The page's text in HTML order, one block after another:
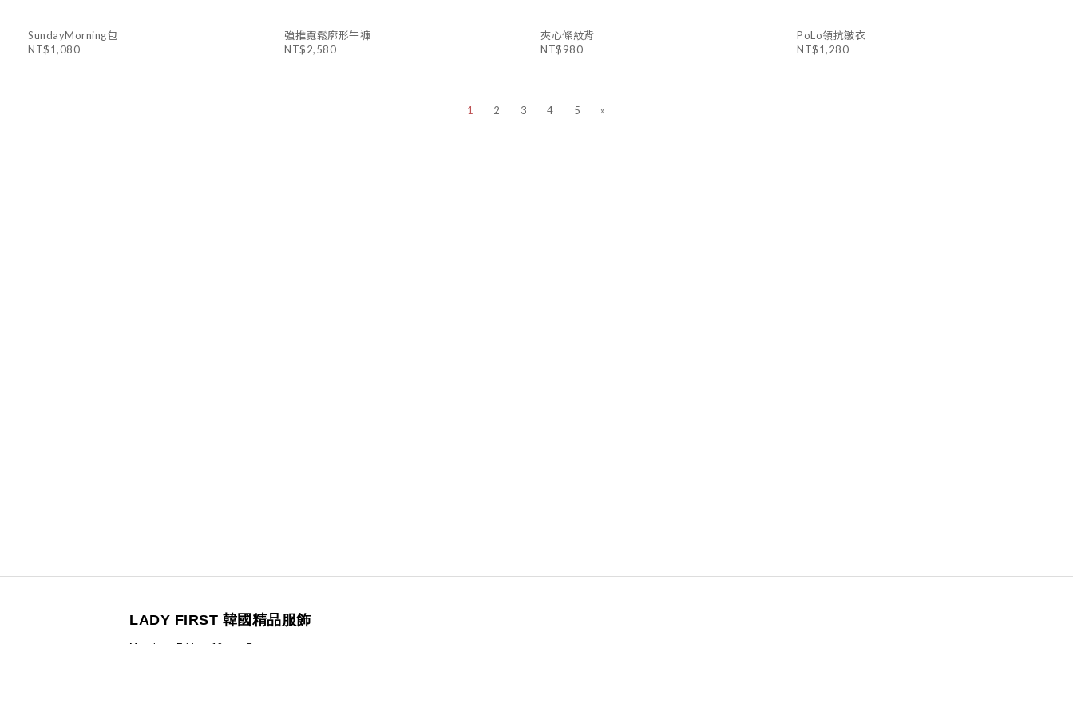
SundayMorning包
NT$1,080
強推寬鬆廓形牛褲
NT$2,580
夾心條紋背
NT$980
PoLo領抗皺衣
NT$1,280
1 2 3 4 5 »
LADY FIRST 韓國精品服飾
Monday - Friday 10am - 7pm